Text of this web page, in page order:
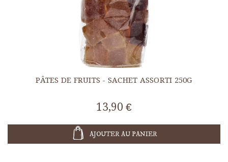
PÂTES DE FRUITS - SACHET ASSORTI 250G
13,90 €
AJOUTER AU PANIER